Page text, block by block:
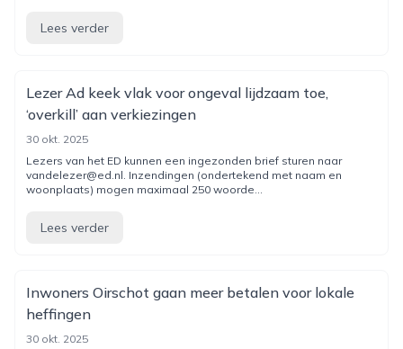
Lees verder
Lezer Ad keek vlak voor ongeval lijdzaam toe,
‘overkill’ aan verkiezingen
30 okt. 2025
Lezers van het ED kunnen een ingezonden brief sturen naar
vandelezer@ed.nl. Inzendingen (ondertekend met naam en
woonplaats) mogen maximaal 250 woorde...
Lees verder
Inwoners Oirschot gaan meer betalen voor lokale
heffingen
30 okt. 2025